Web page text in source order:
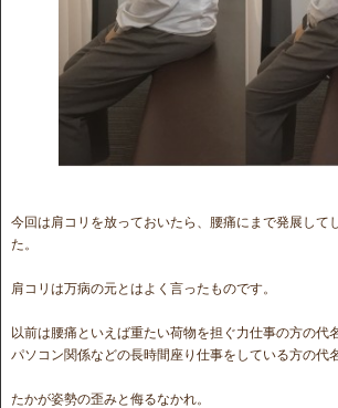
今回は肩コリを放っておいたら、腰痛にまで発展して
た。
肩コリは万病の元とはよく言ったものです。
以前は腰痛といえば重たい荷物を担ぐ力仕事の方の代
パソコン関係などの長時間座り仕事をしている方の代
たかが姿勢の歪みと侮るなかれ。